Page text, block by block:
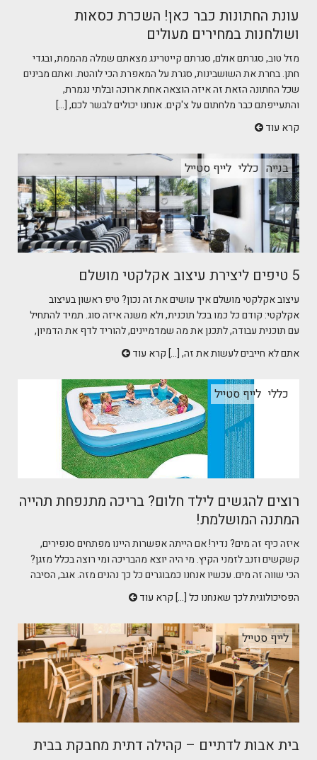
עונת החתונות כבר כאן! השכרת כסאות
ושולחנות במחירים מעולים
מזל טוב, סגרתם אולם, סגרתם קייטרינג מצאתם שמלה מהממת, ובגדי
חתן. בחרת את השושבינות, סגרת על המאפרת הכי לוהטת. ואתם מבינים
שכל החתונה הזאת זה איזה הוצאה אחת ארוכה ובלתי נגמרת,
והתעייפתם כבר מלחתום על צ'קים. אנחנו יכולים לבשר לכם, [...]
קרא עוד
בנייה כללי לייף סטייל
5 טיפים ליצירת עיצוב אקלקטי מושלם
עיצוב אקלקטי מושלם איך עושים את זה נכון? טיפ ראשון בעיצוב
אקלקטי: קודם כל כמו בכל תוכנית, ולא משנה איזה סוג. תמיד להתחיל
עם תוכנית עבודה, לתכנן את מה שמדמיינים, להוריד לדף את הדמיון,
אתם לא חייבים לעשות את זה, [...] קרא עוד
כללי לייף סטייל
רוצים להגשים לילד חלום? בריכה מתנפחת תהייה
המתנה המושלמת!
איזה כיף זה מים? נדיר! אם הייתה אפשרות היינו מפתחים סנפירים,
קשקשים וזנב לזמני הקיץ. מי היה יוצא מהבריכה ומי רוצה בכלל מזגן?
הכי שווה זה מים. עכשיו אנחנו כמבוגרים כל כך נהנים מזה. אגב, הסיבה
הפסיכולוגית לכך שאנחנו כל [...] קרא עוד
לייף סטייל
בית אבות לדתיים – קהילה דתית מחבקת בבית